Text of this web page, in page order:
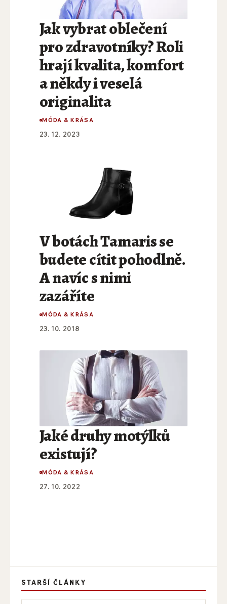
Jak vybrat oblečení
pro zdravotníky? Roli
hrají kvalita, komfort
a někdy i veselá
originalita
MÓDA & KRÁSA
23. 12. 2023
V botách Tamaris se
budete cítit pohodlně.
A navíc s nimi
zazáříte
MÓDA & KRÁSA
23. 10. 2018
Jaké druhy motýlků
existují?
MÓDA & KRÁSA
27. 10. 2022
STARŠÍ ČLÁNKY